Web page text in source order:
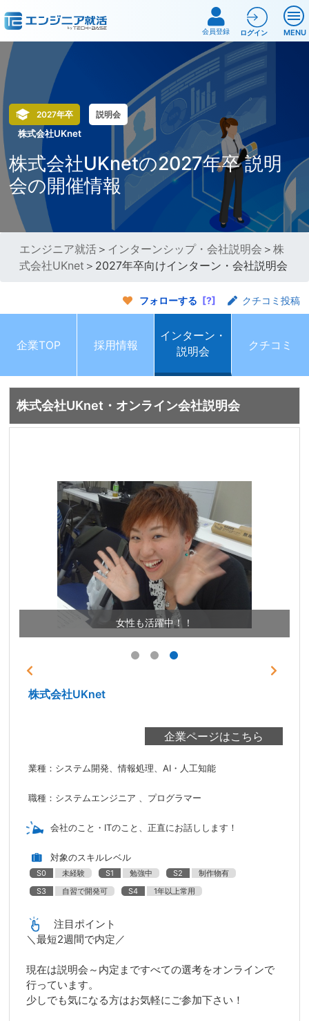
MENU
会員登録 ログイン
2027年卒 説明会
株式会社UKnet
株式会社UKnetの2027年卒 説明
会の開催情報
エンジニア就活 ＞ インターンシップ・会社説明会 ＞株
式会社UKnet ＞2027年卒向けインターン・会社説明会
フォローする [?] クチコミ投稿
企業TOP 採用情報
インターン・
説明会
クチコミ
株式会社UKnet・オンライン会社説明会
女性も活躍中！！
株式会社UKnet
業種：システム開発、情報処理、AI・人工知能
職種：システムエンジニア 、プログラマー
会社のこと・ITのこと、正直にお話しします！
対象のスキルレベル
S0 未経験 S1 勉強中 S2
制作物有
S3
自習で開発可 S4 1年以上常用
注目ポイント
＼最短2週間で内定／
現在は説明会～内定まですべての選考をオンラインで
行っています。
少しでも気になる方はお気軽にご参加下さい！